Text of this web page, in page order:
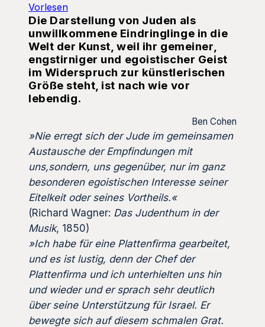
Vorlesen
Die Darstellung von Juden als
unwillkommene Eindringlinge in die
Welt der Kunst, weil ihr gemeiner,
engstirniger und egoistischer Geist
im Widerspruch zur künstlerischen
Größe steht, ist nach wie vor
lebendig.
Ben Cohen
»Nie erregt sich der Jude im gemeinsamen
Austausche der Empfindungen mit
uns,sondern, uns gegenüber, nur im ganz
besonderen egoistischen Interesse seiner
Eitelkeit oder seines Vortheils.«
(Richard Wagner: Das Judenthum in der
Musik, 1850)
»Ich habe für eine Plattenfirma gearbeitet,
und es ist lustig, denn der Chef der
Plattenfirma und ich unterhielten uns hin
und wieder und er sprach sehr deutlich
über seine Unterstützung für Israel. Er
bewegte sich auf diesem schmalen Grat.